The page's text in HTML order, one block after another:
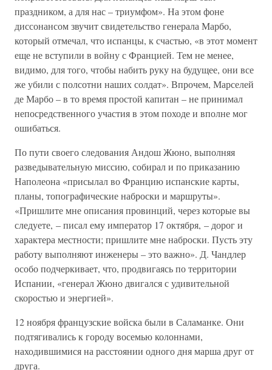
праздником, а для нас – триумфом». На этом фоне
диссонансом звучит свидетельство генерала Марбо,
который отмечал, что испанцы, к счастью, «в этот момент
еще не вступили в войну с Францией. Тем не менее,
видимо, для того, чтобы набить руку на будущее, они все
же убили с полсотни наших солдат». Впрочем, Марселей
де Марбо – в то время простой капитан – не принимал
непосредственного участия в этом походе и вполне мог
ошибаться.
По пути своего следования Андош Жюно, выполняя
разведывательную миссию, собирал и по приказанию
Наполеона «присылал во Францию испанские карты,
планы, топографические наброски и маршруты».
«Пришлите мне описания провинций, через которые вы
следуете, – писал ему император 17 октября, – дорог и
характера местности; пришлите мне наброски. Пусть эту
работу выполняют инженеры – это важно». Д. Чандлер
особо подчеркивает, что, продвигаясь по территории
Испании, «генерал Жюно двигался с удивительной
скоростью и энергией».
12 ноября французские войска были в Саламанке. Они
подтягивались к городу восемью колоннами,
находившимися на расстоянии одного дня марша друг от
друга.